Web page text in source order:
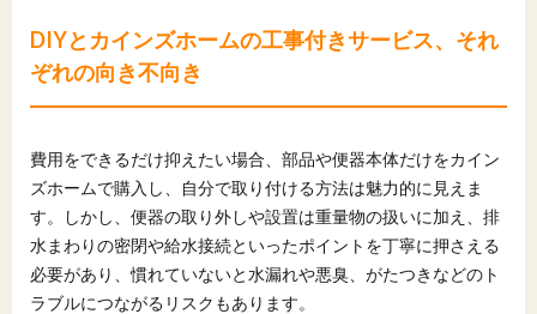
DIYとカインズホームの工事付きサービス、それ
ぞれの向き不向き
費用をできるだけ抑えたい場合、部品や便器本体だけをカイン
ズホームで購入し、自分で取り付ける方法は魅力的に見えま
す。しかし、便器の取り外しや設置は重量物の扱いに加え、排
水まわりの密閉や給水接続といったポイントを丁寧に押さえる
必要があり、慣れていないと水漏れや悪臭、がたつきなどのト
ラブルにつながるリスクもあります。